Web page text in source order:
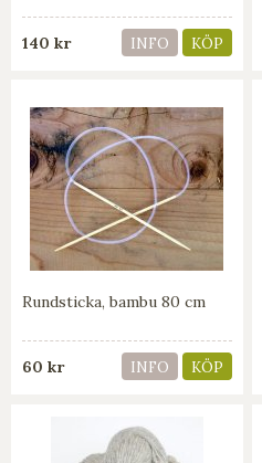
140 kr INFO KÖP
Rundsticka, bambu 80 cm
60 kr INFO KÖP